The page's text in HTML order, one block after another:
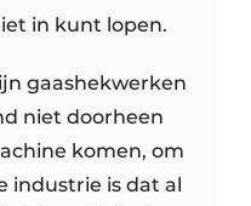
in kunt lopen.
gaashekwerken
niet doorheen
komen, om
industrie is dat al